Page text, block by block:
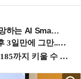
2026 (9/11 코엑스)